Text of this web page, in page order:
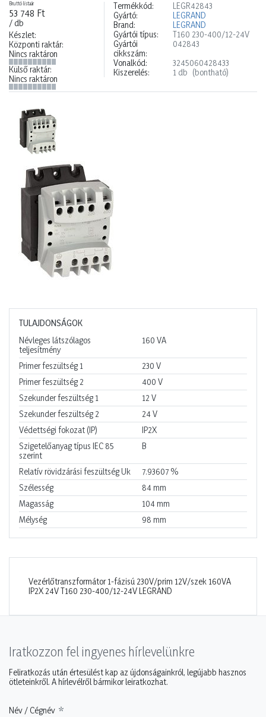
Bruttó listaár
53 748 Ft
/ db
Készlet:
Központi raktár:
Nincs raktáron
Külső raktár:
Nincs raktáron
Termékkód:
LEGR42843
Gyártó:
LEGRAND
Brand:
LEGRAND
Gyártói típus:
T160 230-400/12-24V
Gyártói
cikkszám:
042843
Vonalkód:
3245060428433
Kiszerelés:
1 db (bontható)
TULAJDONSÁGOK
Névleges látszólagos
teljesítmény
160 VA
Primer feszültség 1 230 V
Primer feszültség 2
400 V
Szekunder feszültség 1
12 V
Szekunder feszültség 2
24V
Védettségi fokozat (IP)
IP2X
Szigetelőanyag típus IEC 85
szerint
B
Relatív rövidzárási feszültség Uk 7.93607 %
Szélesség
84 mm
Magasság
104 mm
Mélység
98 mm
Vezérlőtranszformátor 1-fázisú 230V/prim 12V/szek 160VA
IP2X 24V T160 230-400/12-24V LEGRAND
Iratkozzon fel ingyenes hírlevelünkre
Feliratkozás után értesülést kap az újdonságainkról, legújabb hasznos
ötleteinkről. A hírlevélről bármikor leiratkozhat.
Név / Cégnév